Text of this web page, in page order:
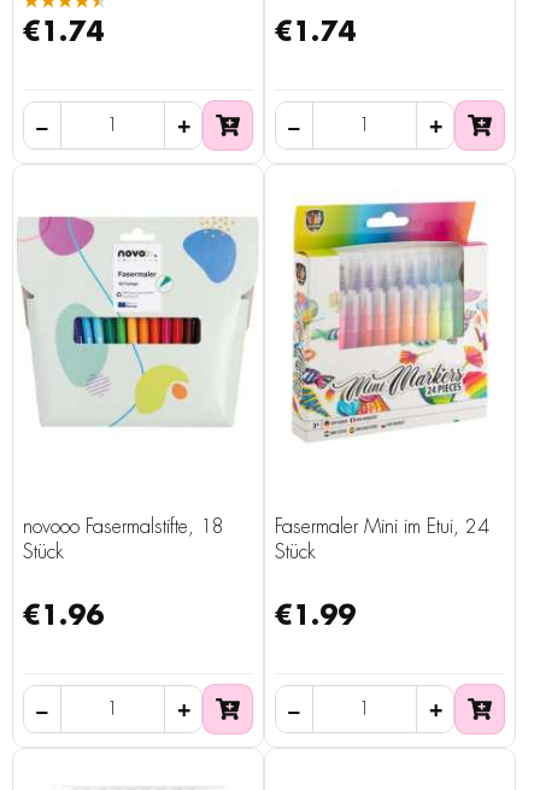
€1.74 €1.74
novooo Fasermalstifte, 18
Stück
€1.96
Fasermaler Mini im Etui, 24
Stück
€1.99